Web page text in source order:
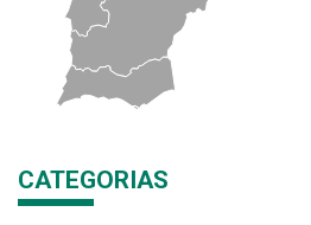
CATEGORIAS